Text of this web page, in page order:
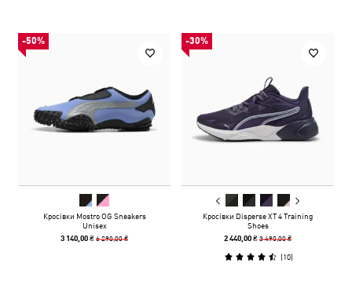
-50%
Кросівки Mostro OG Sneakers
Unisex
3 140,00 ₴6 290,00 ₴
-30%
Кросівки Disperse XT 4 Training
Shoes
2 440,00 ₴3 490,00 ₴
(10)